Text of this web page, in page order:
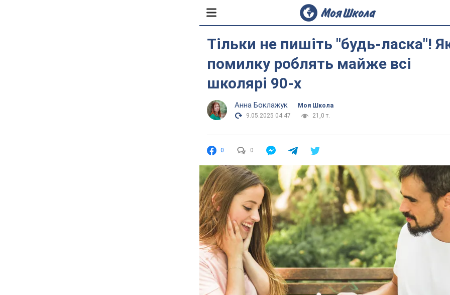
Тільки не пишіть "будь-ласка"!
помилку роблять майже всі
школярі 90-х
Анна Боклажук
Моя Школа
9.05.2025 04:47
21,0 т.
0 0